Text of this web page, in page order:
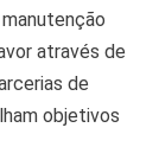
através de
de
objetivos